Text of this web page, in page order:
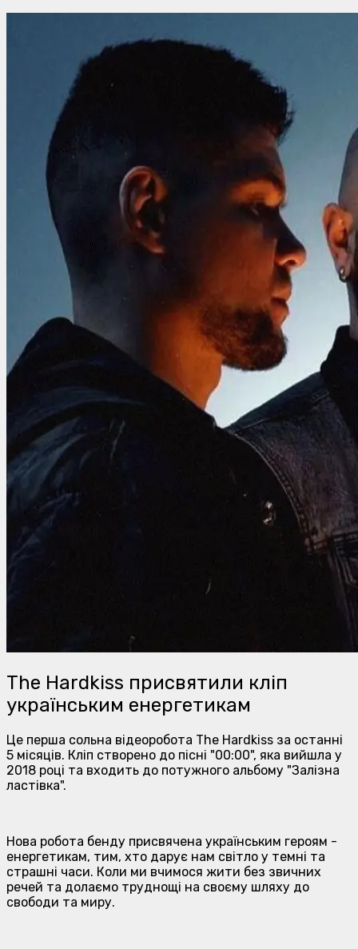
The Hardkiss присвятили кліп
українським енергетикам
Це перша сольна відеоробота The Hardkiss за останні
5 місяців. Кліп створено до пісні "00:00", яка вийшла у
2018 році та входить до потужного альбому "Залізна
ластівка".
Нова робота бенду присвячена українським героям -
енергетикам, тим, хто дарує нам світло у темні та
страшні часи. Коли ми вчимося жити без звичних
речей та долаємо труднощі на своєму шляху до
свободи та миру.